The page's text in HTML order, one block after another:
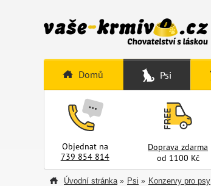
Domů Psi
Objednat na
739 854 814
Doprava zdarma
od 1100 Kč
Úvodní stránka » Psi » Konzervy pro psy